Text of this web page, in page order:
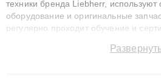
техники бренда Liebherr, используют
оборудование и оригинальные
регулярно проходит обучение и
технику с сохранением гарантии до